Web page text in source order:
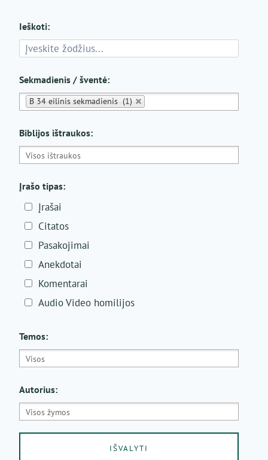
Ieškoti:
Sekmadienis / šventė:
B 34 eilinis sekmadienis (1)
Biblijos ištraukos:
Įrašo tipas:
Įrašai
Citatos
Pasakojimai
Anekdotai
Komentarai
Audio Video homilijos
Temos:
Autorius: